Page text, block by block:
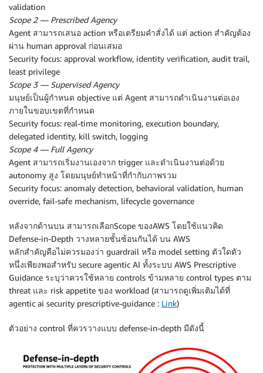
validation
Scope 2 — Prescribed Agency
Agent สามารถเสนอ action หรือเตรียมคำสั่งได้ แต่ action สำคัญต้อง
ผ่าน human approval ก่อนเสมอ
Security focus: approval workflow, identity verification, audit trail,
least privilege
Scope 3 — Supervised Agency
มนุษย์เป็นผู้กำหนด objective แต่ Agent สามารถดำเนินงานต่อเอง
ภายในขอบเขตที่กำหนด
Security focus: real-time monitoring, execution boundary,
delegated identity, kill switch, logging
Scope 4 — Full Agency
Agent สามารถเริ่มงานเองจาก trigger และดำเนินงานต่อด้วย
autonomy สูง โดยมนุษย์ทำหน้าที่กำกับภาพรวม
Security focus: anomaly detection, behavioral validation, human
override, fail-safe mechanism, lifecycle governance
หลังจากด้านบน สามารถเลือกScope ของAWS โดยใช้แนวคิด
Defense-in-Depth วางหลายชั้นซ้อนกันได้ บน AWS
หลักสำคัญคือไม่ควรมองว่า guardrail หรือ model setting ตัวใดตัว
หนึ่งเพียงพอสำหรับ secure agentic AI ทั้งระบบ AWS Prescriptive
Guidance ระบุว่าควรใช้หลาย controls ข้ามหลาย control types ตาม
threat และ risk appetite ของ workload (สามารถดูเพิ่มเติมได้ที่
agentic ai security prescriptive-guidance : Link)
ตัวอย่าง control ที่ควรวางแบบ defense-in-depth มีดังนี้